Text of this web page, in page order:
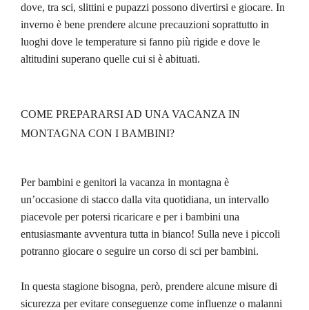
dove, tra sci, slittini e pupazzi possono divertirsi e giocare. In
inverno è bene prendere alcune precauzioni soprattutto in
luoghi dove le temperature si fanno più rigide e dove le
altitudini superano quelle cui si è abituati.
COME PREPARARSI AD UNA VACANZA IN
MONTAGNA CON I BAMBINI?
Per bambini e genitori la vacanza in montagna è
un’occasione di stacco dalla vita quotidiana, un intervallo
piacevole per potersi ricaricare e per i bambini una
entusiasmante avventura tutta in bianco! Sulla neve i piccoli
potranno giocare o seguire un corso di sci per bambini.
In questa stagione bisogna, però, prendere alcune misure di
sicurezza per evitare conseguenze come influenze o malanni